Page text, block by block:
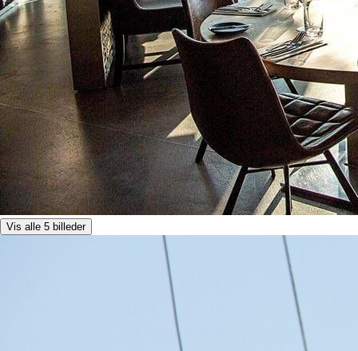
Vis alle 5 billeder